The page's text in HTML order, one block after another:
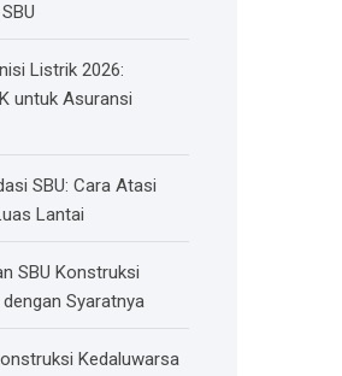
Listrik 2026:
untuk Asuransi
SBU: Cara Atasi
Lantai
SBU Konstruksi
Syaratnya
Kedaluwarsa